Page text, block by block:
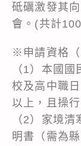
砥礪激發其
會。(共計
※申請資格（
（1）本國
校及高中職
以上，且操
（2）家境
明書（需為